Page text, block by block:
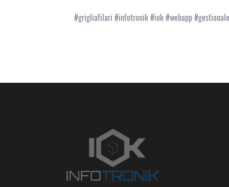
#grigliafilari #infotronik #iok #webapp #gestionale